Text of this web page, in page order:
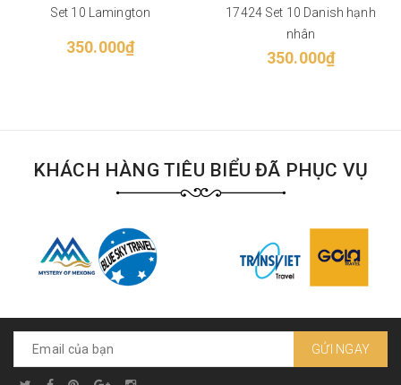
Set 10 Lamington
350.000₫
17424 Set 10 Danish hạnh
nhân
350.000₫
KHÁCH HÀNG TIÊU BIỂU ĐÃ PHỤC VỤ
GỬI NGAY